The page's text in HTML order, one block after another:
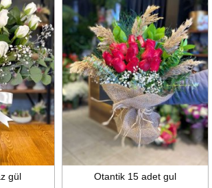
gül Otantik 15 adet gul